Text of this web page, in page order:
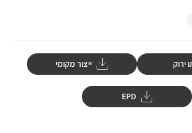
ירוק ייצור מקומי
EPD